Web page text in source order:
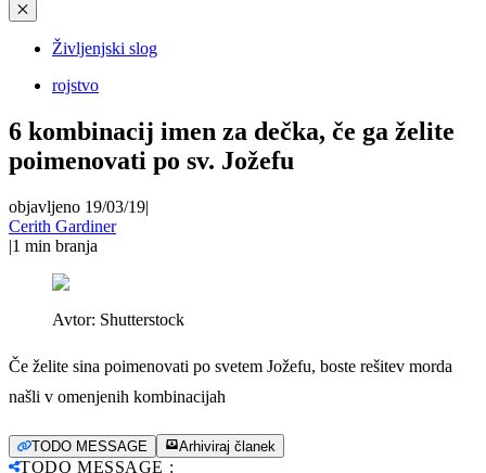
✕
Življenjski slog
rojstvo
6 kombinacij imen za dečka, če ga želite
poimenovati po sv. Jožefu
objavljeno 19/03/19|
Cerith Gardiner
|1 min branja
Avtor: Shutterstock
Če želite sina poimenovati po svetem Jožefu, boste rešitev morda
našli v omenjenih kombinacijah
TODO MESSAGE Arhiviraj članek
TODO MESSAGE :